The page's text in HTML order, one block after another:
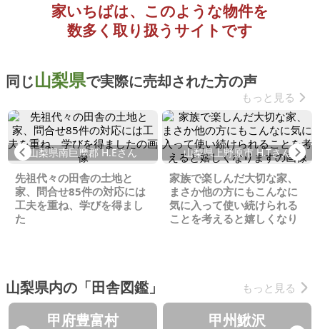
家いちばは、このような物件を
数多く取り扱うサイトです
同じ山梨県で実際に売却された方の声
もっと見る
Previous
山梨県南巨摩郡 H.Eさん
先祖代々の田舎の土地と
家、問合せ85件の対応には
工夫を重ね、学びを得まし
た
山梨県上野原市 H.Tさん
家族で楽しんだ大切な家、
まさか他の方にもこんなに
気に入って使い続けられる
ことを考えると嬉しくなり
山梨県内の「田舎図鑑」 もっと見る
甲府豊富村 甲州鰍沢